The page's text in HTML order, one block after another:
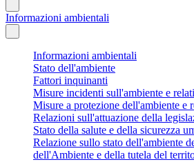
Informazioni ambientali
Informazioni ambientali
Stato dell'ambiente
Fattori inquinanti
Misure incidenti sull'ambiente e
Misure a protezione dell'ambiente e
Relazioni sull'attuazione della
Stato della salute e della sicurezza
Relazione sullo stato dell'ambiente
dell'Ambiente e della tutela del